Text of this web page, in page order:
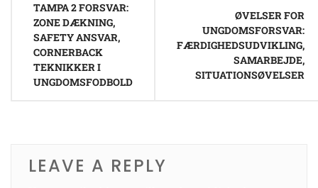
navigation
TAMPA 2 FORSVAR:
ZONE DÆKNING,
SAFETY ANSVAR,
CORNERBACK
TEKNIKKER I
UNGDOMSFODBOLD
ØVELSER FOR
UNGDOMSFORSVAR:
FÆRDIGHEDSUDVIKLING,
SAMARBEJDE,
SITUATIONSØVELSER
LEAVE A REPLY